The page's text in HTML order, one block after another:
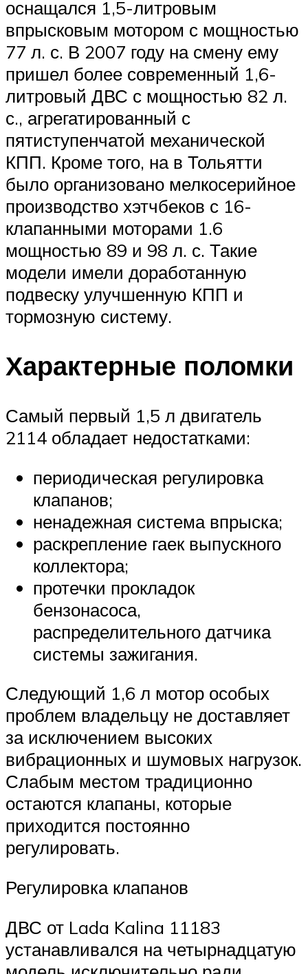
оснащался 1,5-литровым
впрысковым мотором с мощностью
77 л. с. В 2007 году на смену ему
пришел более современный 1,6-
литровый ДВС с мощностью 82 л.
с., агрегатированный с
пятиступенчатой механической
КПП. Кроме того, на в Тольятти
было организовано мелкосерийное
производство хэтчбеков с 16-
клапанными моторами 1.6
мощностью 89 и 98 л. с. Такие
модели имели доработанную
подвеску улучшенную КПП и
тормозную систему.
Характерные поломки
Самый первый 1,5 л двигатель
2114 обладает недостатками:
периодическая регулировка
клапанов;
ненадежная система впрыска;
раскрепление гаек выпускного
коллектора;
протечки прокладок
бензонасоса,
распределительного датчика
системы зажигания.
Следующий 1,6 л мотор особых
проблем владельцу не доставляет
за исключением высоких
вибрационных и шумовых нагрузок.
Слабым местом традиционно
остаются клапаны, которые
приходится постоянно
регулировать.
Регулировка клапанов
ДВС от Lada Kalina 11183
устанавливался на четырнадцатую